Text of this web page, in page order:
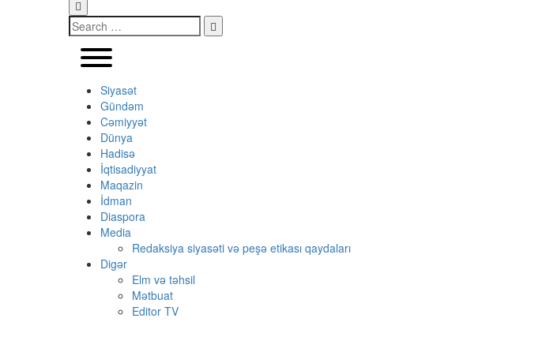
Siyasət
Gündəm
Cəmiyyət
Dünya
Hadisə
İqtisadiyyat
Maqazin
İdman
Diaspora
Media
Redaksiya siyasəti və peşə etikası qaydaları
Digər
Elm və təhsil
Mətbuat
Editor TV